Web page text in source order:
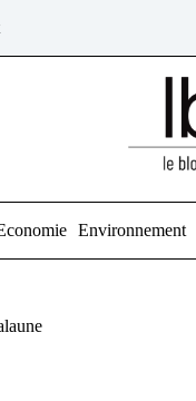
Environnement